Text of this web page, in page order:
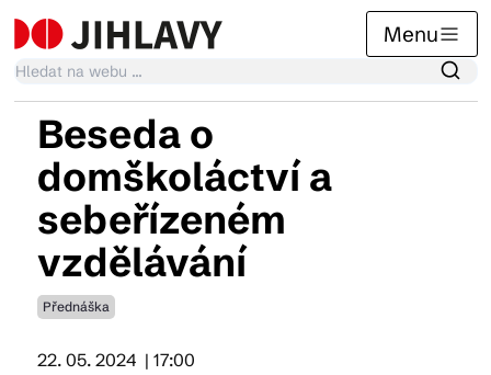
Menu
Kalendář akcí
Tradiční akce
Články
Beseda o
domškoláctví a
sebeřízeném
vzdělávání
Přednáška
22. 05. 2024 | 17:00